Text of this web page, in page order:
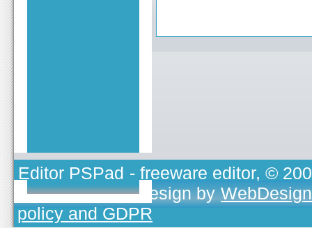
Editor PSPad - freeware editor, ©
TOJEONO.CZ, design by
policy and GDPR